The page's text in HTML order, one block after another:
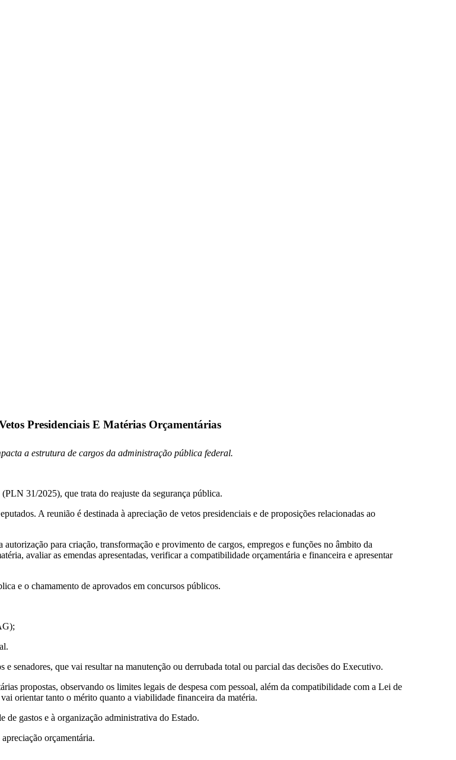
Presidenciais E Matérias Orçamentárias
a estrutura de cargos da administração pública federal.
31/2025), que trata do reajuste da segurança pública.
A reunião é destinada à apreciação de vetos presidenciais e de proposições relacionadas ao
para criação, transformação e provimento de cargos, empregos e funções no âmbito da
avaliar as emendas apresentadas, verificar a compatibilidade orçamentária e financeira e apresentar
e o chamamento de aprovados em concursos públicos.
senadores, que vai resultar na manutenção ou derrubada total ou parcial das decisões do Executivo.
propostas, observando os limites legais de despesa com pessoal, além da compatibilidade com a Lei de
orientar tanto o mérito quanto a viabilidade financeira da matéria.
de gastos e à organização administrativa do Estado.
orçamentária.